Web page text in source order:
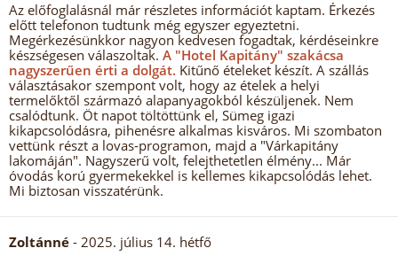
Az előfoglalásnál már részletes információt kaptam. Érkezés
előtt telefonon tudtunk még egyszer egyeztetni.
Megérkezésünkkor nagyon kedvesen fogadtak, kérdéseinkre
készségesen válaszoltak. A "Hotel Kapitány" szakácsa
nagyszerűen érti a dolgát. Kitűnő ételeket készít. A szállás
választásakor szempont volt, hogy az ételek a helyi
termelőktől származó alapanyagokból készüljenek. Nem
csalódtunk. Öt napot töltöttünk el, Sümeg igazi
kikapcsolódásra, pihenésre alkalmas kisváros. Mi szombaton
vettünk részt a lovas-programon, majd a "Várkapitány
lakomáján". Nagyszerű volt, felejthetetlen élmény... Már
óvodás korú gyermekekkel is kellemes kikapcsolódás lehet.
Mi biztosan visszatérünk.
Zoltánné - 2025. július 14. hétfő